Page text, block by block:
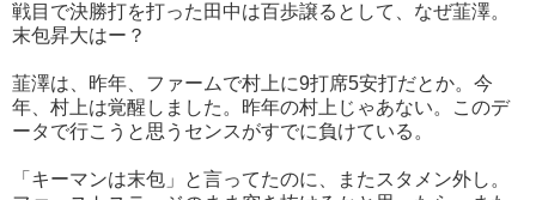
戦目で決勝打を打った田中は百歩譲るとして、なぜ韮澤。
末包昇大はー？
韮澤は、昨年、ファームで村上に9打席5安打だとか。今
年、村上は覚醒しました。昨年の村上じゃあない。このデ
ータで行こうと思うセンスがすでに負けている。
「キーマンは末包」と言ってたのに、またスタメン外し。